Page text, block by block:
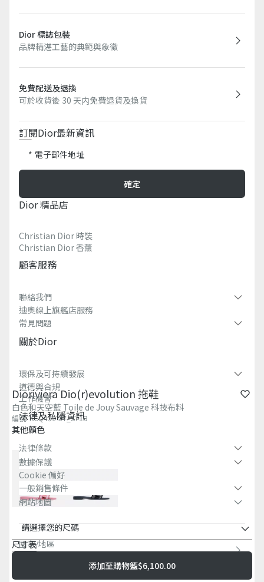
Dioriviera Dio(r)evolution 拖鞋
白色和天空藍 Toile de Jouy Sauvage 科技布料
編號:KCQ431TJY_S71B
其他顏色
請選擇您的尺碼
尺寸表
添加至購物籃$6,100.00
Dior 標誌包裝
品牌精湛工藝的典範與象徵
免費配送及退換
可於收貨後 30 天内免費退貨及換貨
訂閱Dior最新資訊​
電子郵件地址
確定
Dior 精品店
Christian Dior 時裝
Christian Dior 香薰​
顧客服務
聯絡我們
迪奧線上旗艦店服務
常見問題​
關於dior
環保及可持續發展​
道德與合規
工作機會
法律及私隱資訊​
法律條款
數據保護
Cookie 偏好
一般銷售條件
網站地圖
國家/地區